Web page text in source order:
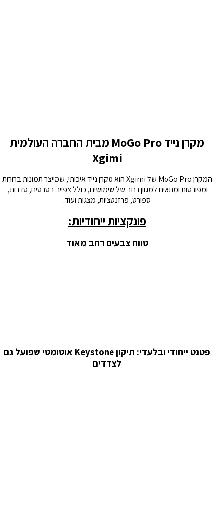
מקרן נייד MoGo Pro מבית החברה העולמית
Xgimi
המקרן MoGo Pro של Xgimi הוא מקרן נייד איכותי, שמייצר תמונות ברורות
ומפורטות ומתאים למגוון רחב של שימושים, כולל צפייה בסרטים, סדרות,
ספורט, פרזנטציות, מצגות ועוד.
פונקציות ייחודיות:
טווח צבעים רחב מאוד
פטנט ייחודי ובלעדי: תיקון Keystone אוטומטי שפועל גם
לצדדים